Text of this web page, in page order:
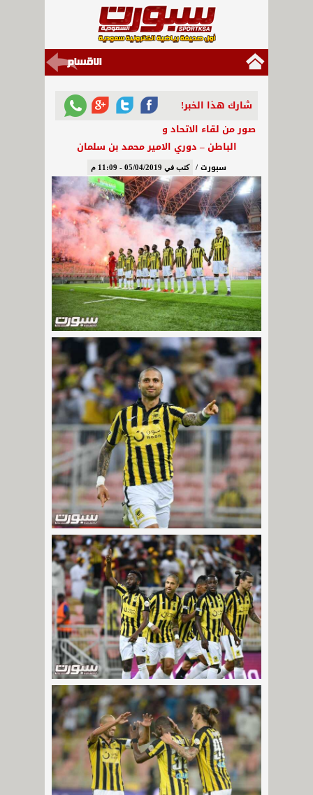
شارك هذا الخبر!
صور من لقاء الاتحاد و
الباطن – دوري الامير محمد بن سلمان
سبورت / كتب في 05/04/2019 - 11:09 م